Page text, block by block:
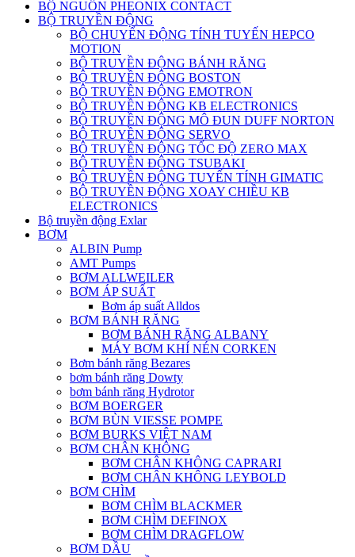
BỘ NGUỒN PHEONIX CONTACT
BỘ TRUYỀN ĐỘNG
BỘ CHUYỂN ĐỘNG TÍNH TUYẾN HEPCO
MOTION
BỘ TRUYỀN ĐỘNG BÁNH RĂNG
BỘ TRUYỀN ĐỘNG BOSTON
BỘ TRUYỀN ĐỘNG EMOTRON
BỘ TRUYỀN ĐỘNG KB ELECTRONICS
BỘ TRUYỀN ĐỘNG MÔ ĐUN DUFF NORTON
BỘ TRUYỀN ĐỘNG SERVO
BỘ TRUYỀN ĐỘNG TỐC ĐỘ ZERO MAX
BỘ TRUYỀN ĐỘNG TSUBAKI
BỘ TRUYỀN ĐỘNG TUYẾN TÍNH GIMATIC
BỘ TRUYỀN ĐỘNG XOAY CHIỀU KB
ELECTRONICS
Bộ truyền động Exlar
BƠM
ALBIN Pump
AMT Pumps
BƠM ALLWEILER
BƠM ÁP SUẤT
Bơm áp suất Alldos
BƠM BÁNH RĂNG
BƠM BÁNH RĂNG ALBANY
MÁY BƠM KHÍ NÉN CORKEN
Bơm bánh răng Bezares
bơm bánh răng Dowty
bơm bánh răng Hydrotor
BƠM BOERGER
BƠM BÙN VIESSE POMPE
BƠM BURKS VIỆT NAM
BƠM CHÂN KHÔNG
BƠM CHÂN KHÔNG CAPRARI
BƠM CHÂN KHÔNG LEYBOLD
BƠM CHÌM
BƠM CHÌM BLACKMER
BƠM CHÌM DEFINOX
BƠM CHÌM DRAGFLOW
BƠM DẦU